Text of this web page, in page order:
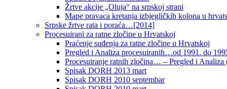
Žrtve akcije „Oluja“ na srpskoj strani
Mape pravaca kretanja izbjegličkih kolona u
Srpske žrtve rata i poraća…[2014]
Procesuirani za ratne zločine u Hrvatskoj
Praćenje suđenja za ratne zločine u Hrvatskoj
Pregled i Analiza procesuiranih…od 1991. do
Procesuiranje ratnih zločina… – Pregled i Analiza
Spisak DORH 2013 mart
Spisak DORH 2010 septembar